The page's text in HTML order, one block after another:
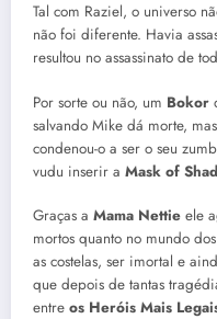
Tal com Raziel, o universo
não foi diferente. Havia
resultou no assassinato de
Por sorte ou não, um Bokor
salvando Mike dá morte,
condenou-o a ser o seu
vudu inserir a Mask of
Graças a Mama Nettie ele
mortos quanto no mundo
as costelas, ser imortal e
que depois de tantas
entre os Heróis Mais